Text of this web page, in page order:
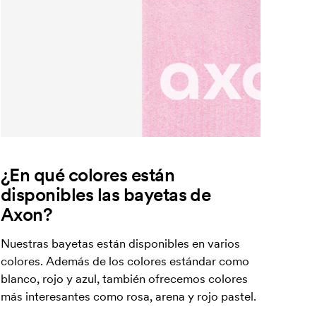
¿En qué colores están
disponibles las bayetas de
Axon?
Nuestras bayetas están disponibles en varios
colores. Además de los colores estándar como
blanco, rojo y azul, también ofrecemos colores
más interesantes como rosa, arena y rojo pastel.